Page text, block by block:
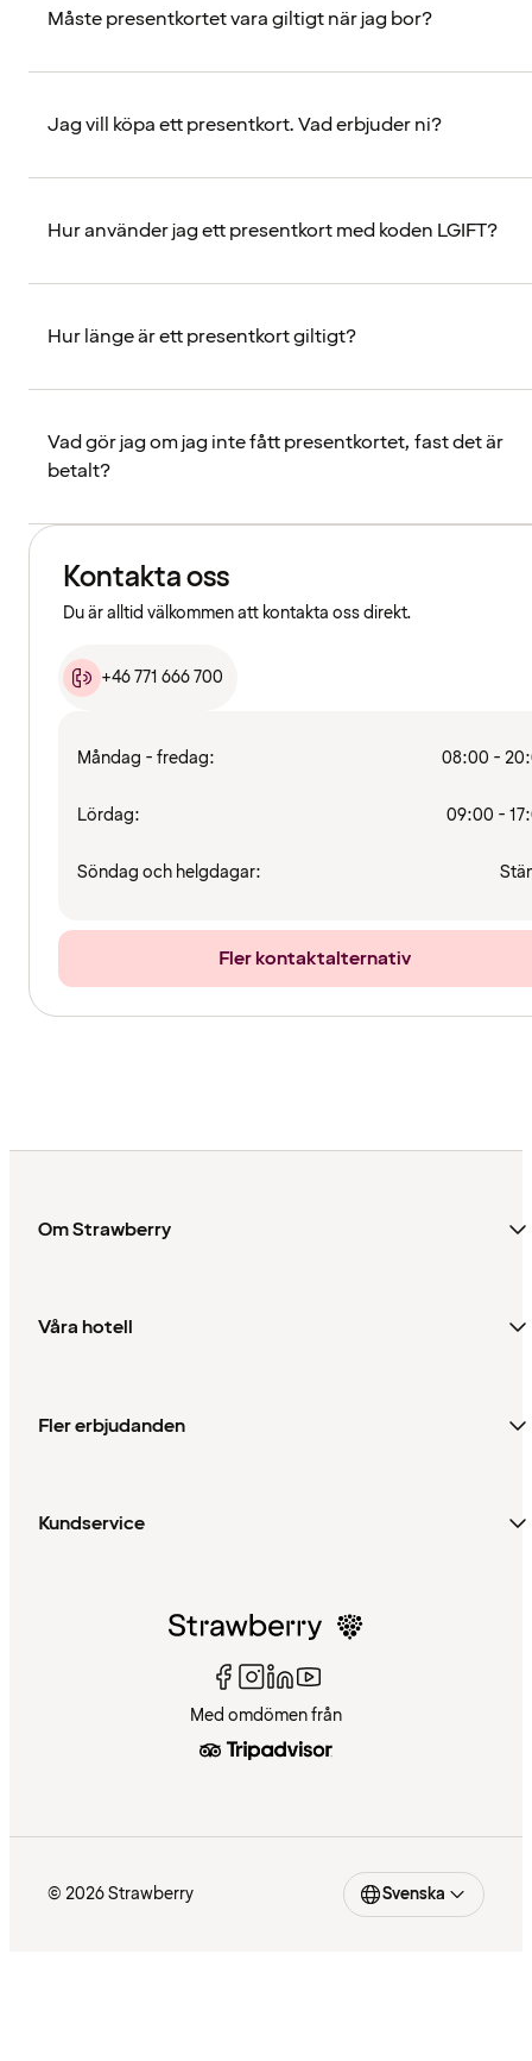
Måste presentkortet vara giltigt när jag bor?
Jag vill köpa ett presentkort. Vad erbjuder ni?
Hur använder jag ett presentkort med koden LGIFT?
Hur länge är ett presentkort giltigt?
Vad gör jag om jag inte fått presentkortet, fast det är
betalt?
Kontakta oss
Du är alltid välkommen att kontakta oss direkt.
+46 771 666 700
Måndag - fredag: 08:00 -
Lördag: 09:00 -
Söndag och helgdagar:
Fler kontaktalternativ
Om Strawberry
Våra hotell
Fler erbjudanden
Kundservice
Med omdömen från
© 2026 Strawberry Svenska